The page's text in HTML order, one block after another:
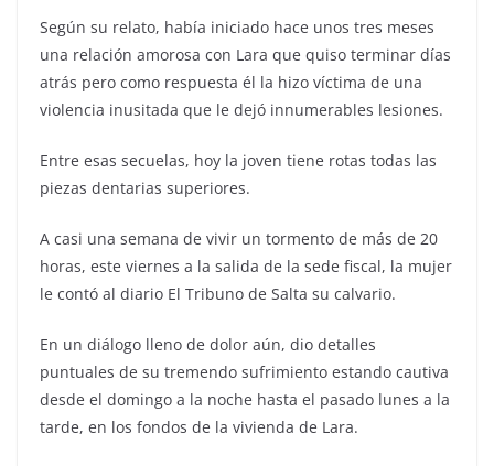
Según su relato, había iniciado hace unos tres meses
una relación amorosa con Lara que quiso terminar días
atrás pero como respuesta él la hizo víctima de una
violencia inusitada que le dejó innumerables lesiones.
Entre esas secuelas, hoy la joven tiene rotas todas las
piezas dentarias superiores.
A casi una semana de vivir un tormento de más de 20
horas, este viernes a la salida de la sede fiscal, la mujer
le contó al diario El Tribuno de Salta su calvario.
En un diálogo lleno de dolor aún, dio detalles
puntuales de su tremendo sufrimiento estando cautiva
desde el domingo a la noche hasta el pasado lunes a la
tarde, en los fondos de la vivienda de Lara.